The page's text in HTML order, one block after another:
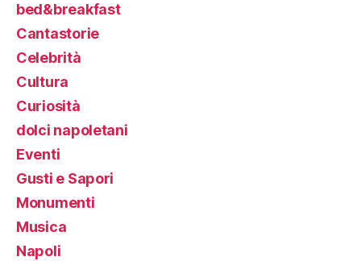
bed&breakfast
Cantastorie
Celebrità
Cultura
Curiosità
dolci napoletani
Eventi
Gusti e Sapori
Monumenti
Musica
Napoli